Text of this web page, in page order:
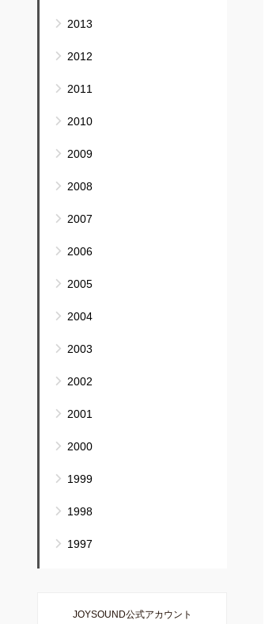
2013
2012
2011
2010
2009
2008
2007
2006
2005
2004
2003
2002
2001
2000
1999
1998
1997
JOYSOUND公式アカウント